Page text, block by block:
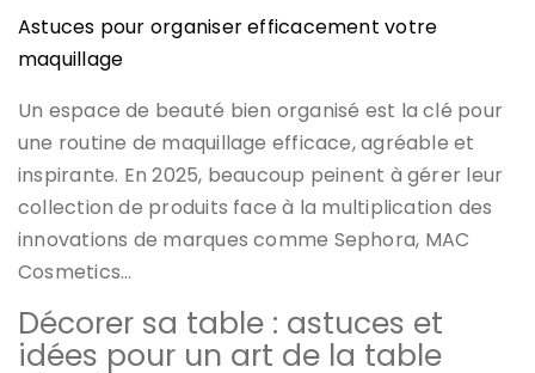
Astuces pour organiser efficacement votre
maquillage
Un espace de beauté bien organisé est la clé pour
une routine de maquillage efficace, agréable et
inspirante. En 2025, beaucoup peinent à gérer leur
collection de produits face à la multiplication des
innovations de marques comme Sephora, MAC
Cosmetics…
Décorer sa table : astuces et
idées pour un art de la table